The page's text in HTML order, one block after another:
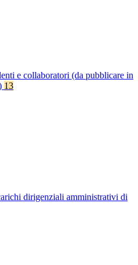
e collaboratori (da pubblicare in
13
dirigenziali amministrativi di